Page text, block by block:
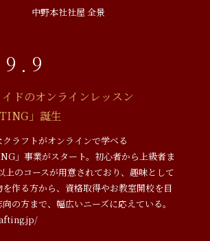
中野本社社屋 全景
ドのオンラインレッスン
」誕生
クラフトがオンラインで学べる
」事業がスタート。初心者から上級者ま
上のコースが用意されており、趣味として
作る方から、資格取得やお教室開校を目
の方まで、幅広いニーズに応えている。